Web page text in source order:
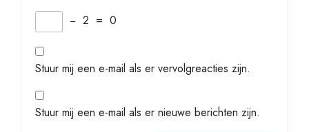
− 2 = 0
Stuur mij een e-mail als er vervolgreacties zijn.
Stuur mij een e-mail als er nieuwe berichten zijn.